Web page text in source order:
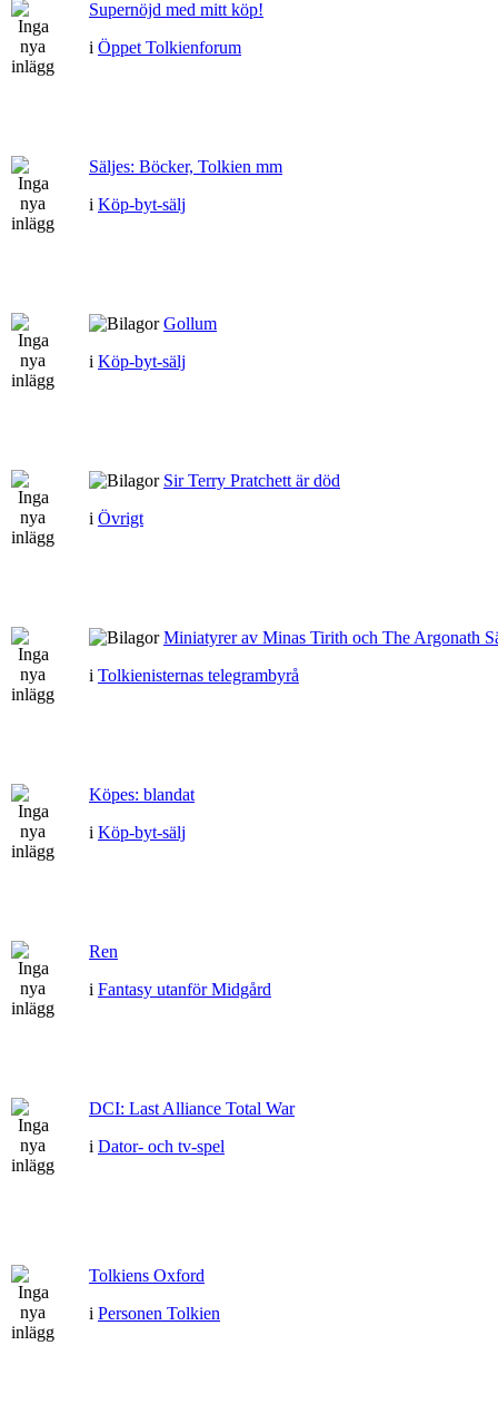
Supernöjd med mitt köp!
i Öppet Tolkienforum
Säljes: Böcker, Tolkien mm
i Köp-byt-sälj
Gollum
i Köp-byt-sälj
Sir Terry Pratchett är död
i Övrigt
Miniatyrer av Minas Tirith och The Argonath
i Tolkienisternas telegrambyrå
Köpes: blandat
i Köp-byt-sälj
Ren
i Fantasy utanför Midgård
DCI: Last Alliance Total War
i Dator- och tv-spel
Tolkiens Oxford
i Personen Tolkien